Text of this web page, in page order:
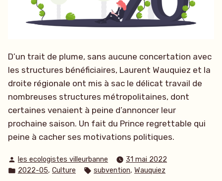
D’un trait de plume, sans aucune concertation avec
les structures bénéficiaires, Laurent Wauquiez et la
droite régionale ont mis à sac le délicat travail de
nombreuses structures métropolitaines, dont
certaines venaient à peine d’annoncer leur
prochaine saison. Un fait du Prince regrettable qui
peine à cacher ses motivations politiques.
Publié
par
les ecologistes villeurbanne
31 mai 2022
Publié
2022-05, Culture Étiquettes :
subvention, Wauquiez